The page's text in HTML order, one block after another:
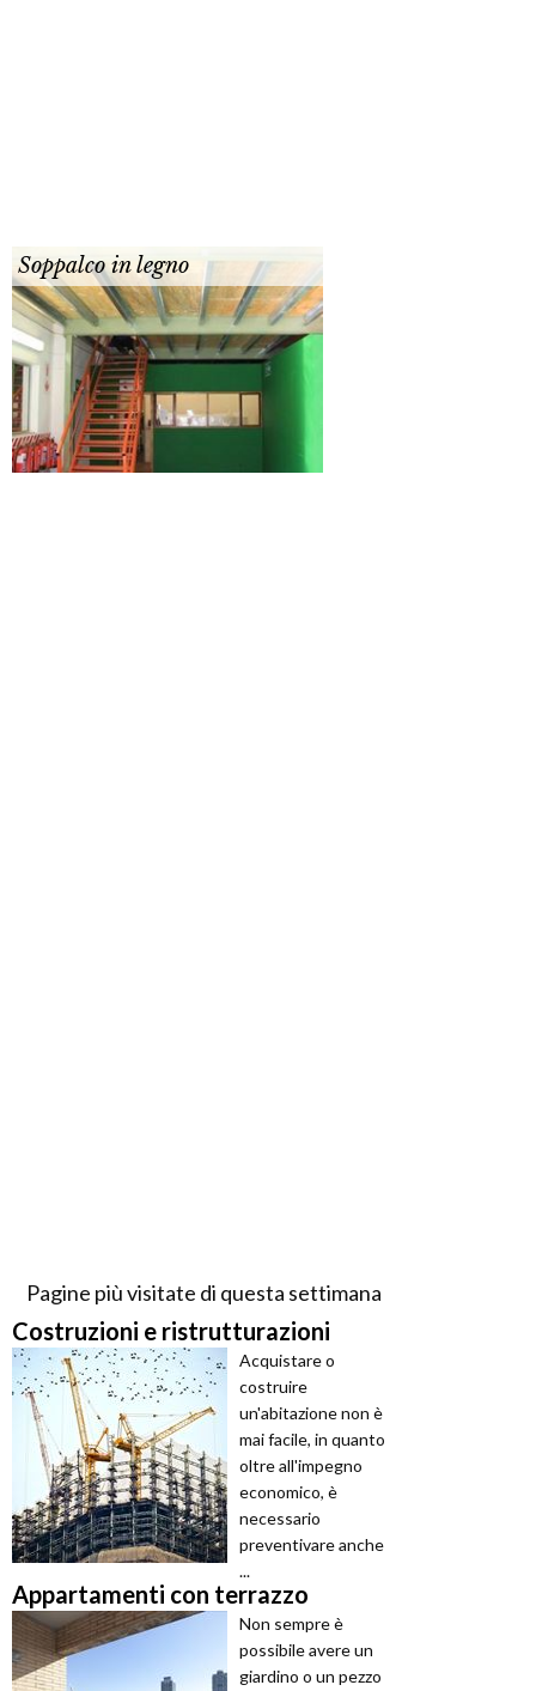
Soppalco in legno
Pagine più visitate di questa settimana
Costruzioni e ristrutturazioni
Acquistare o
costruire
un'abitazione non è
mai facile, in quanto
oltre all'impegno
economico, è
necessario
preventivare anche
...
Appartamenti con terrazzo
Non sempre è
possibile avere un
giardino o un pezzo